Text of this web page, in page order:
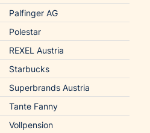
Palfinger AG
Polestar
REXEL Austria
Starbucks
Superbrands Austria
Tante Fanny
Vollpension